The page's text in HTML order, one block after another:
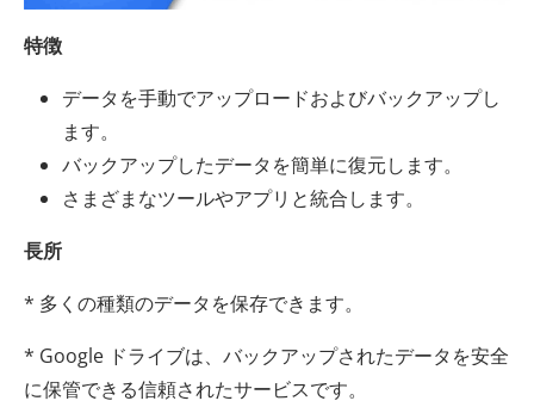
特徴
データを手動でアップロードおよびバックアップし
ます。
バックアップしたデータを簡単に復元します。
さまざまなツールやアプリと統合します。
長所
* 多くの種類のデータを保存できます。
* Google ドライブは、バックアップされたデータを安全
に保管できる信頼されたサービスです。